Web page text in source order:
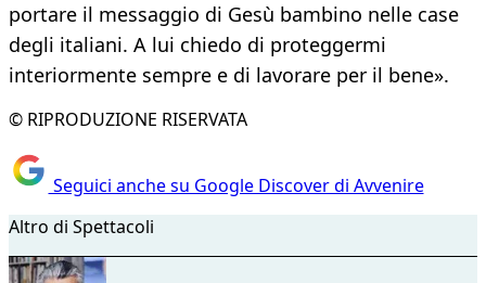
portare il messaggio di Gesù bambino nelle case
degli italiani. A lui chiedo di proteggermi
interiormente sempre e di lavorare per il bene».
© RIPRODUZIONE RISERVATA
Seguici anche su Google Discover di Avvenire
Altro di Spettacoli